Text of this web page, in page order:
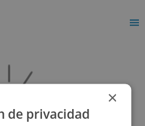
×
de privacidad